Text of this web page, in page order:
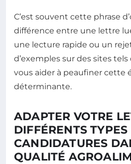
C’est souvent cette phrase
différence entre une lettre
une lecture rapide ou un
d’exemples sur des sites tels
vous aider à peaufiner cette
déterminante.
ADAPTER VOTRE
DIFFÉRENTS TYPES
CANDIDATURES
QUALITÉ